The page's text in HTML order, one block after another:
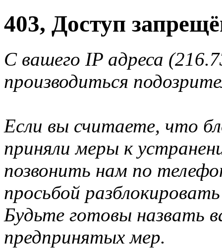
403, Доступ
С вашего IP адреса
производиться
Если вы считаете, что
приняли меры к
позвонить нам по
просьбой
Будьте готовы назвать
предпринятых мер.